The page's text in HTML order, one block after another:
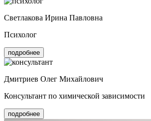
Светлакова Ирина Павловна
Психолог
подробнее
Дмитриев Олег Михайлович
Консультант по химической зависимости
подробнее